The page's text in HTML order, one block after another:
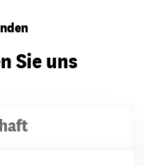
Sie uns